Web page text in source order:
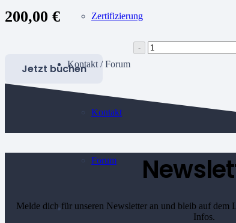
Zertifizierung
Kontakt / Forum
Kontakt
Forum
200,00 €
Workshop
Experiminta
Jetzt buchen
Melde dich für unseren Newsletter an und bleib auf dem
Infos.